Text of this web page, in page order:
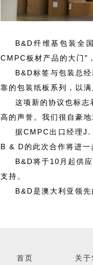
B&D纤维基包装全
CMPC板材产品的大门”
B&D标签与包装总
靠的包装纸板系列，以
这项新的协议也标
高的声誉。我们很自豪
据CMPC出口经理
B & D的此次合作将进一
B&D将于10月起供
支持。
B&D是澳大利亚领先
首页 关